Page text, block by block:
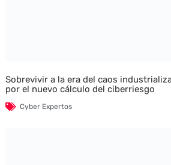
Sobrevivir a la era del caos
por el nuevo cálculo del ciberriesgo
Cyber Expertos